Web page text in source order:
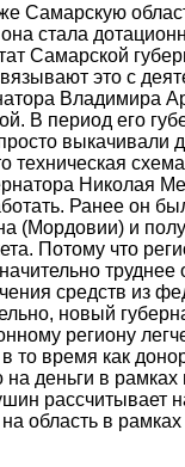
Самарскую
стала
Самарской
это с
Владимира
В период его
выкачивали
техническая
Николая
Ранее он
(Мордовии) и
Потому что
средств из
новый
региону
то время как
на деньги в
рассчитывает
область в рамках